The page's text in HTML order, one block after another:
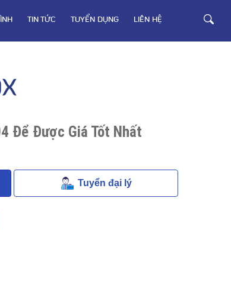
TIN TỨC TUYỂN DỤNG LIÊN HỆ
Để Được Giá Tốt Nhất
Tuyển đại lý